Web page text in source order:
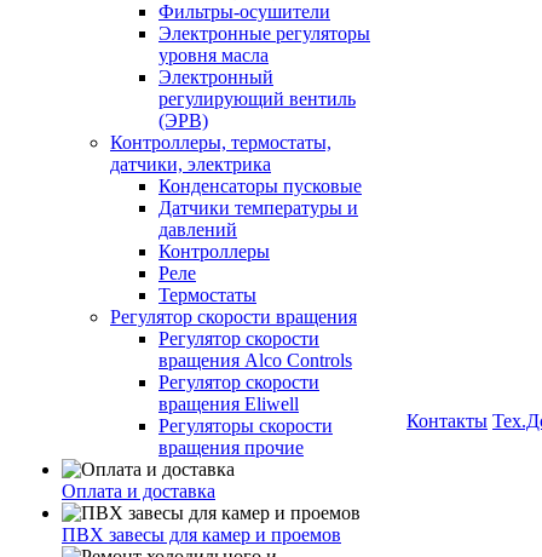
Фильтры-осушители
Электронные регуляторы
уровня масла
Электронный
регулирующий вентиль
(ЭРВ)
Контроллеры, термостаты,
датчики, электрика
Конденсаторы пусковые
Датчики температуры и
давлений
Контроллеры
Реле
Термостаты
Регулятор скорости вращения
Регулятор скорости
вращения Alco Controls
Регулятор скорости
вращения Eliwell
Регуляторы скорости
вращения прочие
Оплата и доставка
ПВХ завесы для камер и проемов
Контакты